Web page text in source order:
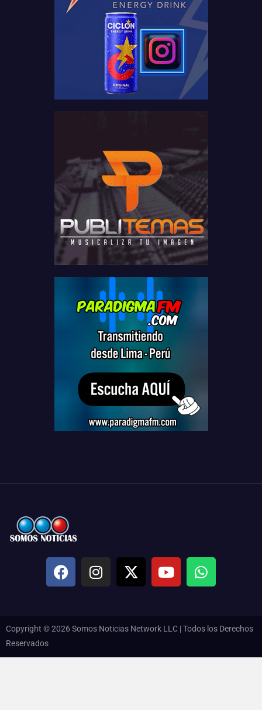
Copyright © 2026 Somos Noticias Network LLC | Todos los Derechos
Reservados